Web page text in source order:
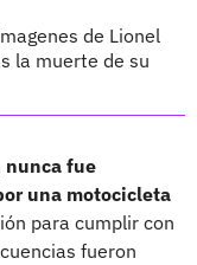
de Lionel
la muerte de su
fue
una motocicleta
para cumplir con
fueron